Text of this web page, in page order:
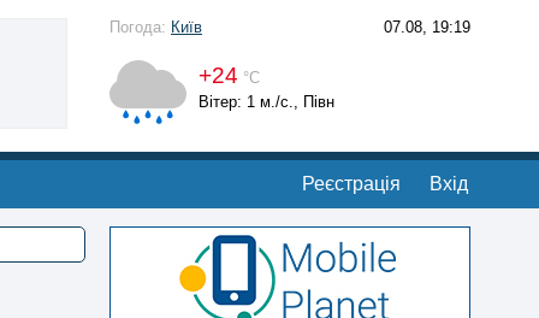
Погода: Київ 07.08, 19:19
+24 °С
Вітер: 1 м./с., Півн
Реєстрація Вхід